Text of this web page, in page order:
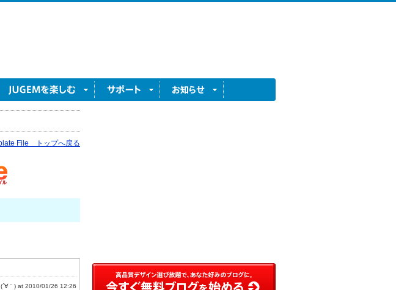
File トップへ戻る
｀) at 2010/01/26 12:26